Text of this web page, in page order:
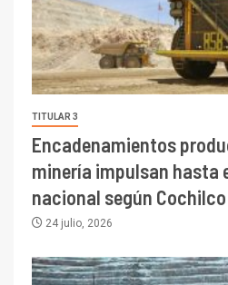
TITULAR 3
Encadenamientos
minería impulsan hasta
nacional según Cochilco
24 julio, 2026